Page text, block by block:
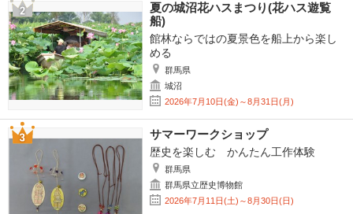
夏の城沼花ハスまつり(花ハス遊覧
船)
館林ならではの夏景色を船上から楽し
める
群馬県
城沼
2026年7月10日(金)～8月31日(月)
サマーワークショップ
歴史を楽しむ かんたん工作体験
群馬県
群馬県立歴史博物館
2026年7月11日(土)～8月30日(日)